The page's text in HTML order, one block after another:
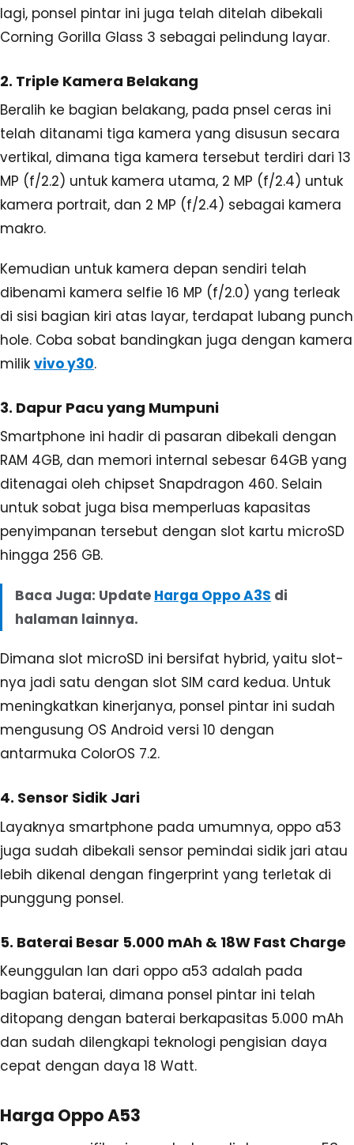
lagi, ponsel pintar ini juga telah ditelah dibekali
Corning Gorilla Glass 3 sebagai pelindung layar.
2. Triple Kamera Belakang
Beralih ke bagian belakang, pada pnsel ceras ini
telah ditanami tiga kamera yang disusun secara
vertikal, dimana tiga kamera tersebut terdiri dari 13
MP (f/2.2) untuk kamera utama, 2 MP (f/2.4) untuk
kamera portrait, dan 2 MP (f/2.4) sebagai kamera
makro.
Kemudian untuk kamera depan sendiri telah
dibenami kamera selfie 16 MP (f/2.0) yang terleak
di sisi bagian kiri atas layar, terdapat lubang punch
hole. Coba sobat bandingkan juga dengan kamera
milik vivo y30.
3. Dapur Pacu yang Mumpuni
Smartphone ini hadir di pasaran dibekali dengan
RAM 4GB, dan memori internal sebesar 64GB yang
ditenagai oleh chipset Snapdragon 460. Selain
untuk sobat juga bisa memperluas kapasitas
penyimpanan tersebut dengan slot kartu microSD
hingga 256 GB.
Baca Juga: Update Harga Oppo A3S di
halaman lainnya.
Dimana slot microSD ini bersifat hybrid, yaitu slot-
nya jadi satu dengan slot SIM card kedua. Untuk
meningkatkan kinerjanya, ponsel pintar ini sudah
mengusung OS Android versi 10 dengan
antarmuka ColorOS 7.2.
4. Sensor Sidik Jari
Layaknya smartphone pada umumnya, oppo a53
juga sudah dibekali sensor pemindai sidik jari atau
lebih dikenal dengan fingerprint yang terletak di
punggung ponsel.
5. Baterai Besar 5.000 mAh & 18W Fast Charge
Keunggulan lan dari oppo a53 adalah pada
bagian baterai, dimana ponsel pintar ini telah
ditopang dengan baterai berkapasitas 5.000 mAh
dan sudah dilengkapi teknologi pengisian daya
cepat dengan daya 18 Watt.
Harga Oppo A53